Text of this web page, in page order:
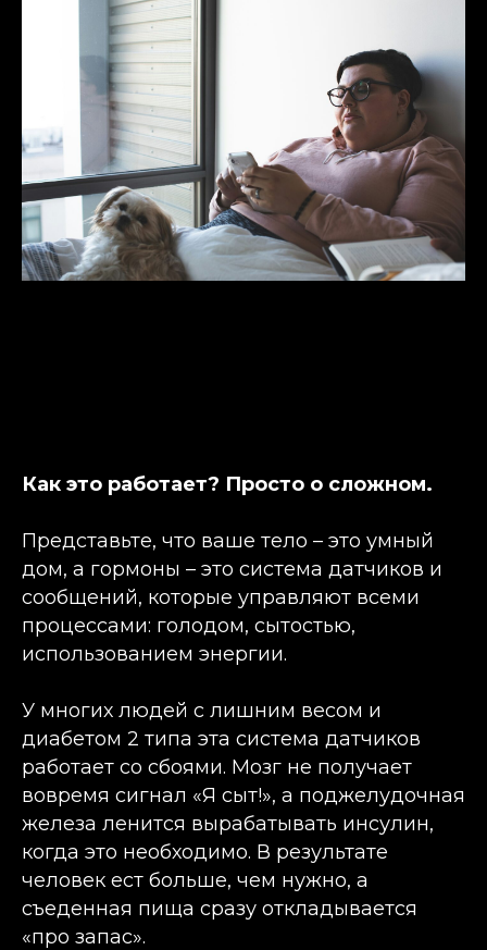
Как это работает? Просто о сложном.
Представьте, что ваше тело – это умный
дом, а гормоны – это система датчиков и
сообщений, которые управляют всеми
процессами: голодом, сытостью,
использованием энергии.
У многих людей с лишним весом и
диабетом 2 типа эта система датчиков
работает со сбоями. Мозг не получает
вовремя сигнал «Я сыт!», а поджелудочная
железа ленится вырабатывать инсулин,
когда это необходимо. В результате
человек ест больше, чем нужно, а
съеденная пища сразу откладывается
«про запас».